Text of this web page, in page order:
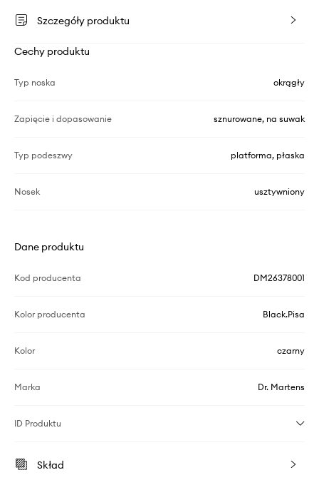
Szczegóły produktu
Cechy produktu
Typ noska okrągły
Zapięcie i dopasowanie sznurowane, na suwak
Typ podeszwy platforma, płaska
Nosek usztywniony
Dane produktu
Kod producenta DM26378001
Kolor producenta Black.Pisa
Kolor czarny
Marka Dr. Martens
ID Produktu
Skład